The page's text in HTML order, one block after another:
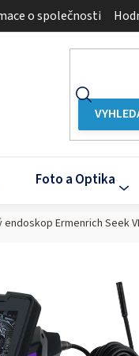
o společnosti
Foto a Optika
Ermenrich Seek